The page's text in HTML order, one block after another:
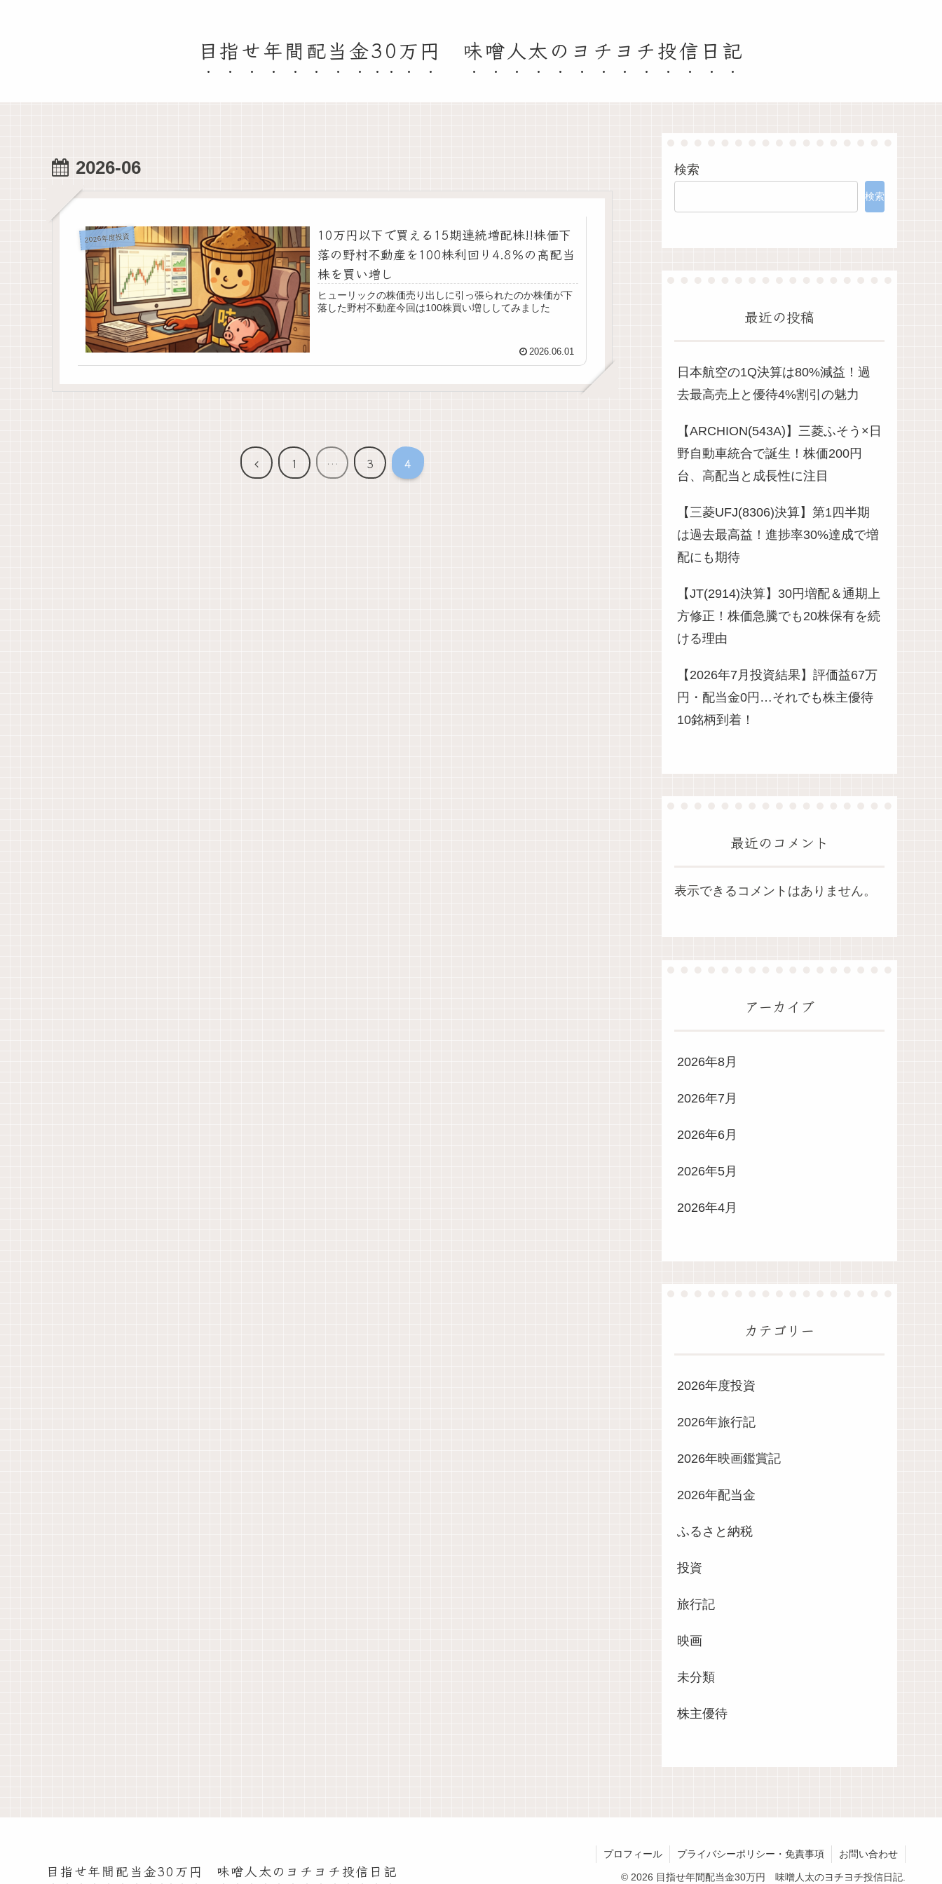
目指せ年間配当金30万円 味噌人太のヨチヨチ投信日記
2026-06
2026年度投資
10万円以下で買える15期連続増配株!!株価下
落の野村不動産を100株利回り4.8％の高配当
株を買い増し
ヒューリックの株価売り出しに引っ張られたのか株価が下
落した野村不動産今回は100株買い増ししてみました
2026.06.01
前
1 … 3 4
検索
検索
最近の投稿
日本航空の1Q決算は80%減益！過
去最高売上と優待4%割引の魅力
【ARCHION(543A)】三菱ふそう×日
野自動車統合で誕生！株価200円
台、高配当と成長性に注目
【三菱UFJ(8306)決算】第1四半期
は過去最高益！進捗率30%達成で増
配にも期待
【JT(2914)決算】30円増配＆通期上
方修正！株価急騰でも20株保有を続
ける理由
【2026年7月投資結果】評価益67万
円・配当金0円…それでも株主優待
10銘柄到着！
最近のコメント
表示できるコメントはありません。
アーカイブ
2026年8月
2026年7月
2026年6月
2026年5月
2026年4月
カテゴリー
2026年度投資
2026年旅行記
2026年映画鑑賞記
2026年配当金
ふるさと納税
投資
旅行記
映画
未分類
株主優待
目指せ年間配当金30万円 味噌人太のヨチヨチ投信日記
プロフィール プライバシーポリシー・免責事項 お問い合わせ
© 2026 目指せ年間配当金30万円 味噌人太のヨチヨチ投信日記.